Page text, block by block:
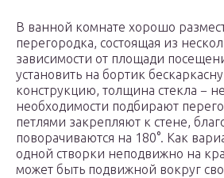
В ванной комнате хорошо
перегородка, состоящая из
зависимости от площади
установить на бортик
конструкцию, толщина стекла −
необходимости подбирают
петлями закрепляют к стене,
поворачиваются на 180°. Как
одной створки неподвижно на
может быть подвижной вокруг